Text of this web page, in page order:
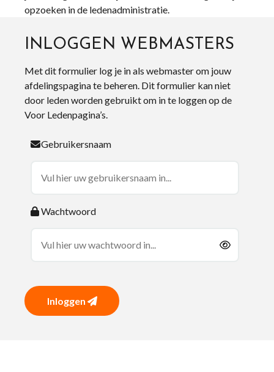
opzoeken in de ledenadministratie.
INLOGGEN WEBMASTERS
Met dit formulier log je in als webmaster om jouw
afdelingspagina te beheren. Dit formulier kan niet
door leden worden gebruikt om in te loggen op de
Voor Ledenpagina’s.
Gebruikersnaam
Wachtwoord
Inloggen